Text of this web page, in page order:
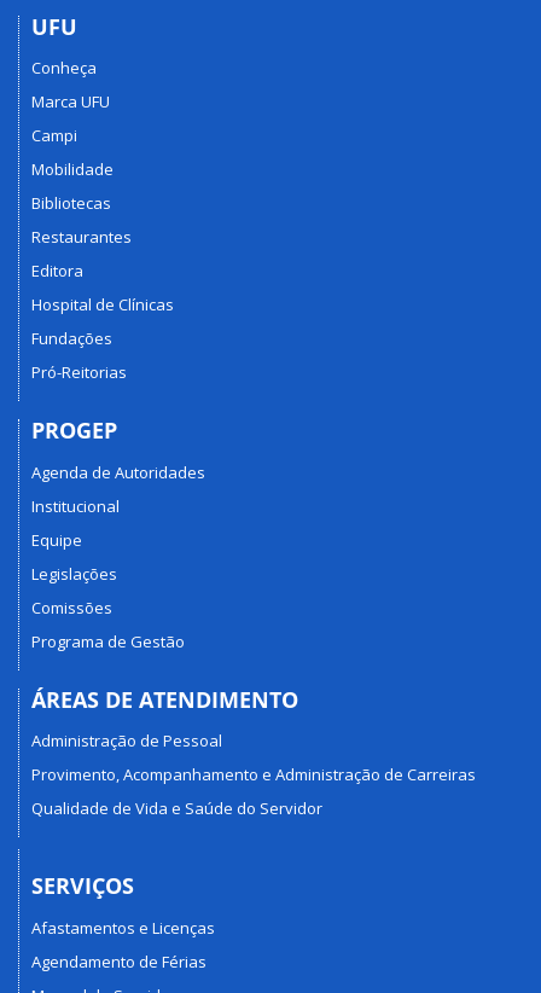
UFU
Conheça
Marca UFU
Campi
Mobilidade
Bibliotecas
Restaurantes
Editora
Hospital de Clínicas
Fundações
Pró-Reitorias
PROGEP
Agenda de Autoridades
Institucional
Equipe
Legislações
Comissões
Programa de Gestão
ÁREAS DE ATENDIMENTO
Administração de Pessoal
Provimento, Acompanhamento e Administração de Carreiras
Qualidade de Vida e Saúde do Servidor
SERVIÇOS
Afastamentos e Licenças
Agendamento de Férias